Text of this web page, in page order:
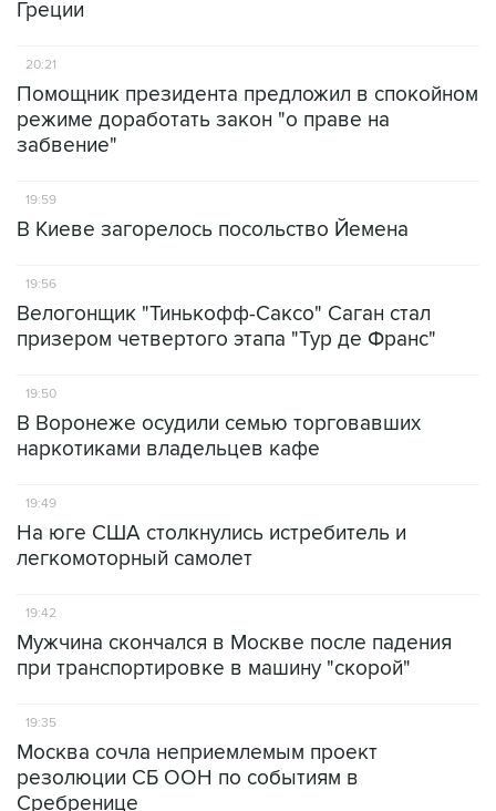
Греции
20:21
Помощник президента предложил в спокойном
режиме доработать закон "о праве на
забвение"
19:59
В Киеве загорелось посольство Йемена
19:56
Велогонщик "Тинькофф-Саксо" Саган стал
призером четвертого этапа "Тур де Франс"
19:50
В Воронеже осудили семью торговавших
наркотиками владельцев кафе
19:49
На юге США столкнулись истребитель и
легкомоторный самолет
19:42
Мужчина скончался в Москве после падения
при транспортировке в машину "скорой"
19:35
Москва сочла неприемлемым проект
резолюции СБ ООН по событиям в
Сребренице